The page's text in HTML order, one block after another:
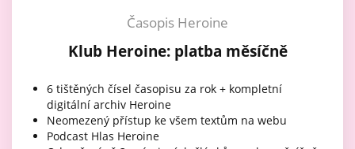
Časopis Heroine
Klub Heroine: platba měsíčně
6 tištěných čísel časopisu za rok + kompletní
digitální archiv Heroine
Neomezený přístup ke všem textům na webu
Podcast Hlas Heroine